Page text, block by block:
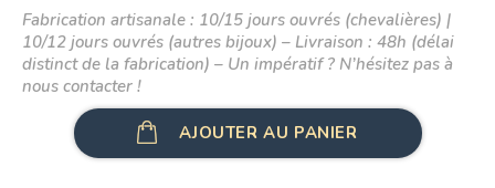
Fabrication artisanale : 10/15 jours ouvrés (chevalières) |
10/12 jours ouvrés (autres bijoux) – Livraison : 48h (délai
distinct de la fabrication) – Un impératif ? N’hésitez pas à
nous contacter !
AJOUTER AU PANIER